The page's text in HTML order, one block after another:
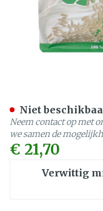
€ 21,70
Verwittig
Niet
Neem contact op met
we samen de